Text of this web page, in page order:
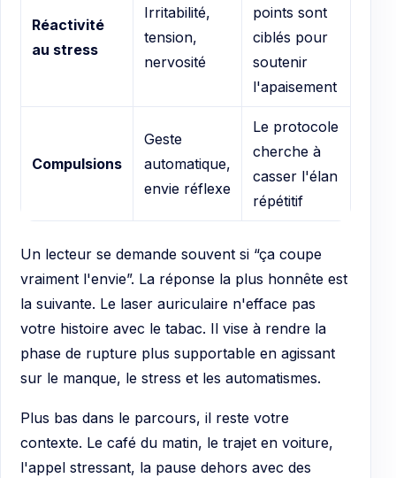
Réactivité
au stress
Irritabilité,
tension,
nervosité
points sont
ciblés pour
soutenir
l'apaisement
Compulsions
Geste
automatique,
envie réflexe
Le protocole
cherche à
casser l'élan
répétitif
Un lecteur se demande souvent si “ça coupe
vraiment l'envie”. La réponse la plus honnête est
la suivante. Le laser auriculaire n'efface pas
votre histoire avec le tabac. Il vise à rendre la
phase de rupture plus supportable en agissant
sur le manque, le stress et les automatismes.
Plus bas dans le parcours, il reste votre
contexte. Le café du matin, le trajet en voiture,
l'appel stressant, la pause dehors avec des